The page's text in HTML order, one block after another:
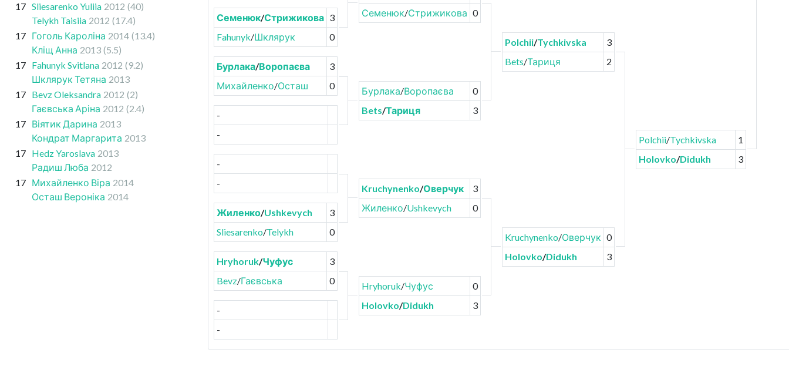
17 Sliesarenko Yuliia 2012 (40)
Telykh Taisiia 2012 (17.4)
17 Гоголь Кароліна 2014 (13.4)
Кліщ Анна 2013 (5.5)
17 Fahunyk Svitlana 2012 (9.2)
Шклярук Тетяна 2013
17 Bevz Oleksandra 2012 (2)
Гаєвська Аріна 2012 (2.4)
17 Віятик Дарина 2013
Кондрат Маргарита 2013
17 Hedz Yaroslava 2013
Радиш Люба 2012
17 Михайленко Віра 2014
Осташ Вероніка 2014
Семенюк/Стрижикова 3
Fahunyk/Шклярук 0
Бурлака/Воропаєва
3
Михайленко/Осташ 0
-
-
-
-
Жиленко/Ushkevych
3
Sliesarenko/Telykh 0
Hryhoruk/Чуфус
3
Bevz/Гаєвська 0
-
-
Семенюк/Стрижикова 0
Бурлака/Воропаєва
0
Bets/Тариця 3
Kruchynenko/Оверчук
3
Жиленко/Ushkevych 0
Hryhoruk/Чуфус
0
Holovko/Didukh 3
Polchii/Tychkivska
3
Bets/Тариця 2
Kruchynenko/Оверчук 0
Holovko/Didukh 3
Polchii/Tychkivska
1
Holovko/Didukh 3